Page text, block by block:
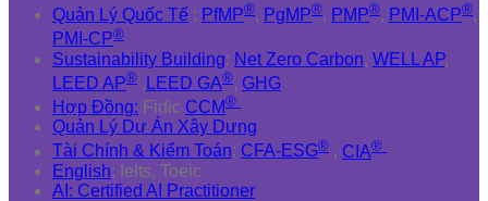
Quản Lý Quốc Tế : PfMP®, PgMP®, PMP®, PMI-ACP®,
PMI-CP®
Sustainability Building: Net Zero Carbon, WELL AP,
LEED AP® , LEED GA®, GHG
Hợp Đồng: Fidic CCM®
Quản Lý Dự Án Xây Dựng
Tài Chính & Kiểm Toán: CFA-ESG® , CIA®
English: Ielts, Toeic
AI: Certified AI Practitioner